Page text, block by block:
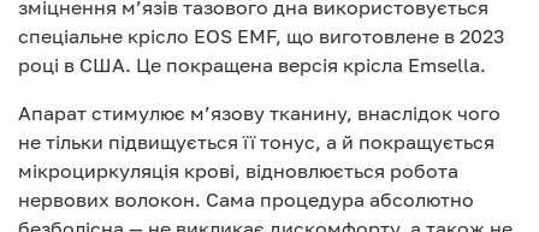
зміцнення м’язів тазового дна використовується
спеціальне крісло EOS EMF, що виготовлене в 2023
році в США. Це покращена версія крісла Emsella.
Апарат стимулює м’язову тканину, внаслідок чого
не тільки підвищується її тонус, а й покращується
мікроциркуляція крові, відновлюється робота
нервових волокон. Сама процедура абсолютно